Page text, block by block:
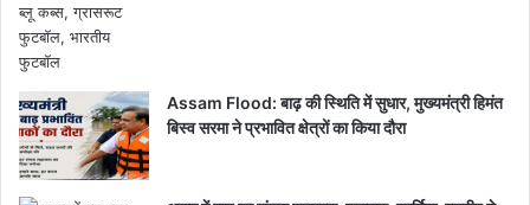
Assam Flood: बाढ़ की स्थिति में सुधार, मुख्यमंत्री हिमंत
बिस्व सरमा ने प्रभावित क्षेत्रों का किया दौरा